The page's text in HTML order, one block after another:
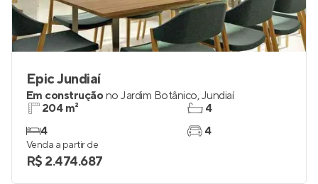
Epic Jundiaí
Em construçãono Jardim Botânico,Jundiaí
204 m²
4
4
4
Venda a partir de
R$ 2.474.687